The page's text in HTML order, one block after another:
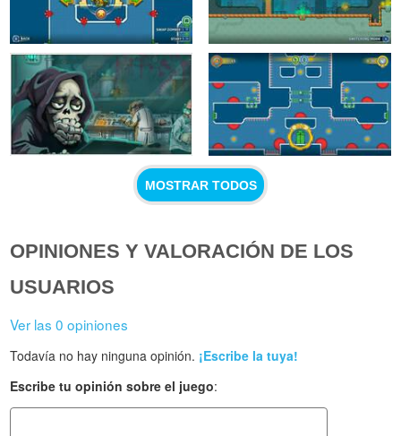
MOSTRAR TODOS
OPINIONES Y VALORACIÓN DE LOS
USUARIOS
Ver las 0 opiniones
Todavía no hay ninguna opinión. ¡Escribe la tuya!
Escribe tu opinión sobre el juego: